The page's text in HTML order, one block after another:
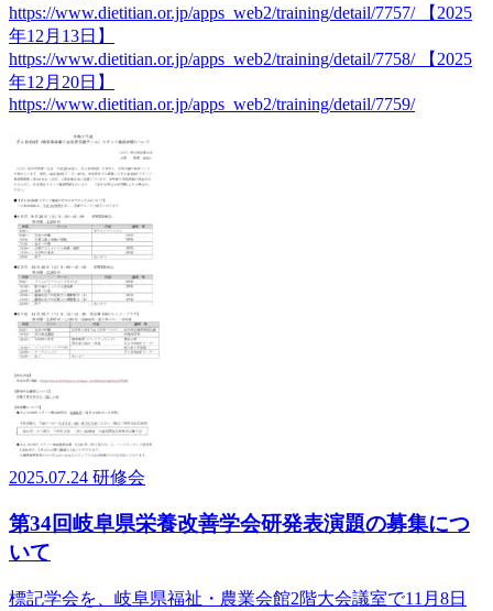
https://www.dietitian.or.jp/apps_web2/training/detail/7757/ 【2025
年12月13日】
https://www.dietitian.or.jp/apps_web2/training/detail/7758/ 【2025
年12月20日】
https://www.dietitian.or.jp/apps_web2/training/detail/7759/
2025.07.24 研修会
第34回岐阜県栄養改善学会研発表演題の募集につ
いて
標記学会を、岐阜県福祉・農業会館2階大会議室で11月8日